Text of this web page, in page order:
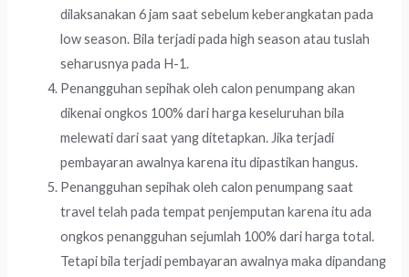
dilaksanakan 6 jam saat sebelum keberangkatan pada
low season. Bila terjadi pada high season atau tuslah
seharusnya pada H-1.
Penangguhan sepihak oleh calon penumpang akan
dikenai ongkos 100% dari harga keseluruhan bila
melewati dari saat yang ditetapkan. Jika terjadi
pembayaran awalnya karena itu dipastikan hangus.
Penangguhan sepihak oleh calon penumpang saat
travel telah pada tempat penjemputan karena itu ada
ongkos penangguhan sejumlah 100% dari harga total.
Tetapi bila terjadi pembayaran awalnya maka dipandang